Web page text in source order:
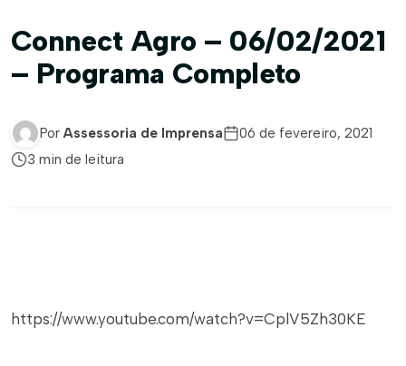
Connect Agro – 06/02/2021
– Programa Completo
Por Assessoria de Imprensa
06 de fevereiro, 2021
3 min de leitura
https://www.youtube.com/watch?v=CplV5Zh30KE